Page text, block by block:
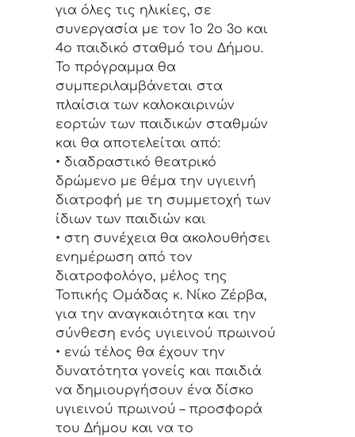
για όλες τις ηλικίες, σε
συνεργασία με τον 1ο 2ο 3ο και
4ο παιδικό σταθμό του Δήμου.
Το πρόγραμμα θα
συμπεριλαμβάνεται στα
πλαίσια των καλοκαιρινών
εορτών των παιδικών σταθμών
και θα αποτελείται από:
• διαδραστικό θεατρικό
δρώμενο με θέμα την υγιεινή
διατροφή με τη συμμετοχή των
ίδιων των παιδιών και
• στη συνέχεια θα ακολουθήσει
ενημέρωση από τον
διατροφολόγο, μέλος της
Τοπικής Ομάδας κ. Νίκο Ζέρβα,
για την αναγκαιότητα και την
σύνθεση ενός υγιεινού πρωινού
• ενώ τέλος θα έχουν την
δυνατότητα γονείς και παιδιά
να δημιουργήσουν ένα δίσκο
υγιεινού πρωινού – προσφορά
του Δήμου και να το